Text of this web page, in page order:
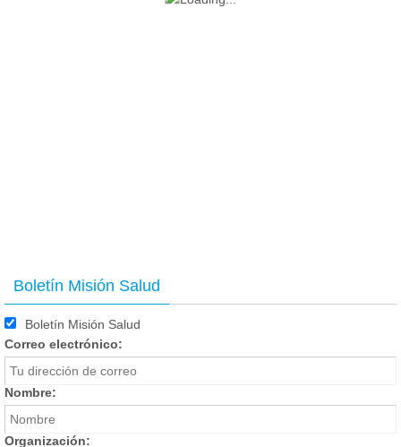
Boletín Misión Salud
Boletín Misión Salud
Correo electrónico:
Nombre:
Organización: